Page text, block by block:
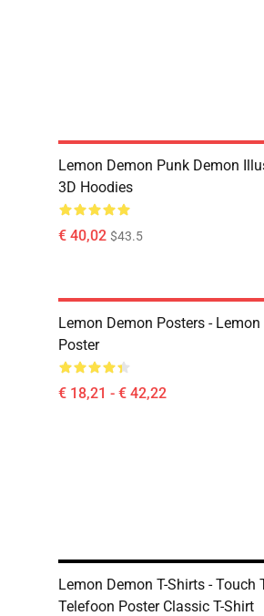
Lemon Demon Punk Demon
3D Hoodies
€ 40,02 $43.5
Lemon Demon Posters - Lemon
Poster
€ 18,21 - € 42,22
Lemon Demon T-Shirts - Touch
Telefoon Poster Classic T-Shirt